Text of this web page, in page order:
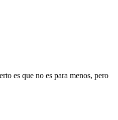
es que no es para menos, pero